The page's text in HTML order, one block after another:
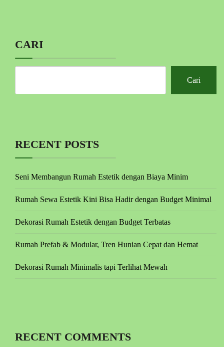
CARI
Cari
RECENT POSTS
Seni Membangun Rumah Estetik dengan Biaya Minim
Rumah Sewa Estetik Kini Bisa Hadir dengan Budget Minimal
Dekorasi Rumah Estetik dengan Budget Terbatas
Rumah Prefab & Modular, Tren Hunian Cepat dan Hemat
Dekorasi Rumah Minimalis tapi Terlihat Mewah
RECENT COMMENTS